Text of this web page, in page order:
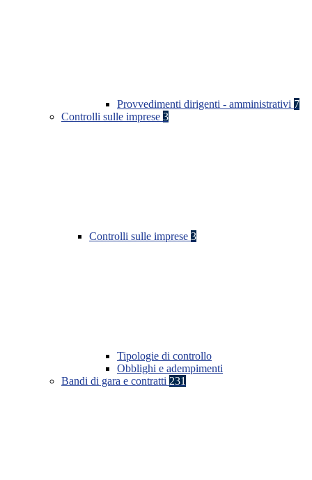
Provvedimenti dirigenti - amministrativi 7
Controlli sulle imprese 3
Controlli sulle imprese 3
Tipologie di controllo
Obblighi e adempimenti
Bandi di gara e contratti 231